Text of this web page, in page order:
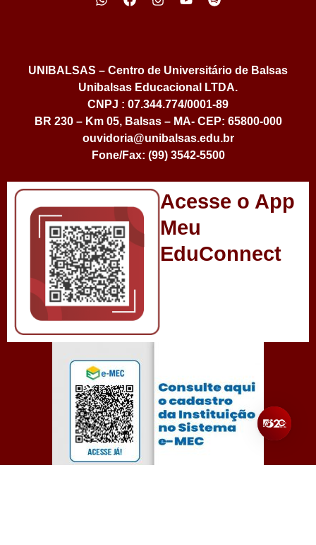
UNIBALSAS – Centro de Universitário de Balsas
Unibalsas Educacional LTDA.
CNPJ : 07.344.774/0001-89
BR 230 – Km 05, Balsas – MA- CEP: 65800-000
ouvidoria@unibalsas.edu.br
Fone/Fax: (99) 3542-5500
Acesse o App
Meu
EduConnect